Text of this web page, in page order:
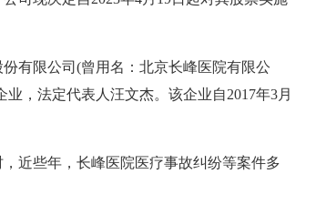
有限公司(曾用名：北京长峰医院有限公
，法定代表人汪文杰。该企业自2017年3月
近些年，长峰医院医疗事故纠纷等案件多